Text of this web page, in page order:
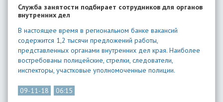
Служба занятости подбирает сотрудников для органов
внутренних дел
В настоящее время в региональном банке вакансий
содержится 1,2 тысячи предложений работы,
представленных органами внутренних дел края. Наиболее
востребованы полицейские, стрелки, следователи,
инспекторы, участковые уполномоченные полиции.
09-11-18
06:15